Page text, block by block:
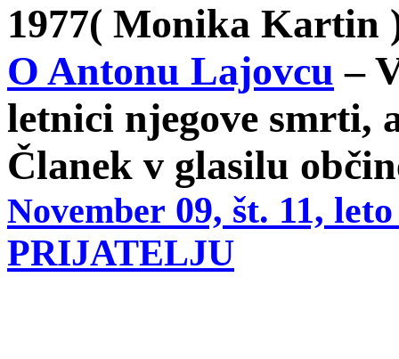
1977( Monika Kartin
O Antonu Lajovcu –
letnici njegove smrti,
Članek v glasilu
November 09, št. 11,
PRIJATELJU